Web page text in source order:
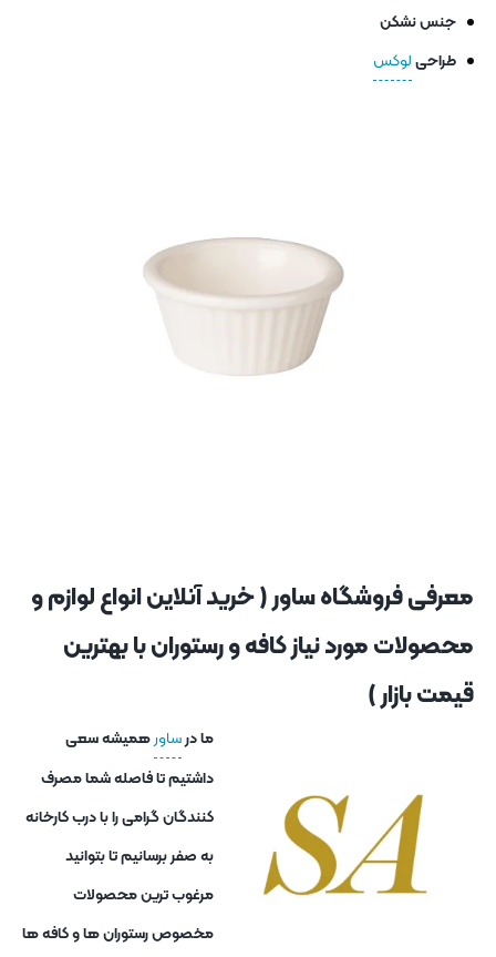
جنس نشکن
طراحیلوکس
معرفی فروشگاه ساور ( خرید آنلاین انواع لوازم و
محصولات مورد نیاز کافه و رستوران با بهترین
قیمت بازار )
ما درساورهمیشه سعی
داشتیم تا فاصله شما مصرف
کنندگان گرامی را با درب کارخانه
به صفر برسانیم تا بتوانید
مرغوب ترین محصولات
مخصوص رستوران ها و کافه ها